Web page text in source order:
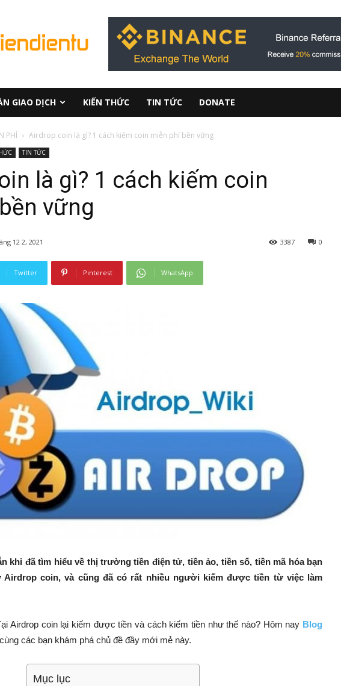
GIAO DỊCH KIẾN THỨC TIN TỨC DONATE
PHÍ Airdrop coin là gì? 1 cách kiếm coin miễn phí bền vững
TIN TỨC
là gì? 1 cách kiếm coin
vững
12 2, 2021 0
3387
Twitter Pinterest WhatsApp
khi đã tìm hiểu về thị trường tiền điện tử, tiền ảo, tiền số, tiền mã hóa bạn
coin, và cũng đã có rất nhiều người kiếm được tiền từ việc làm
Airdrop coin lại kiếm được tiền và cách kiếm tiền như thế nào? Hôm nay Blog
các bạn khám phá chủ đề đầy mới mẻ này.
Mục lục